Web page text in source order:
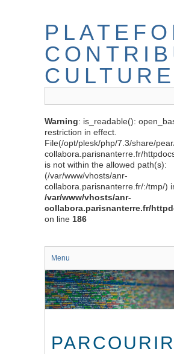
Warning: is_readable():
restriction in effect.
File(/opt/plesk/php/7.3/share/
collabora.parisnanterre.fr/
is not within the allowed path(s):
(/var/www/vhosts/anr-
collabora.parisnanterre.fr/:/tmp/)
/var/www/vhosts/anr-
collabora.parisnanterre.fr/
on line 186
Menu
PARCOURIR